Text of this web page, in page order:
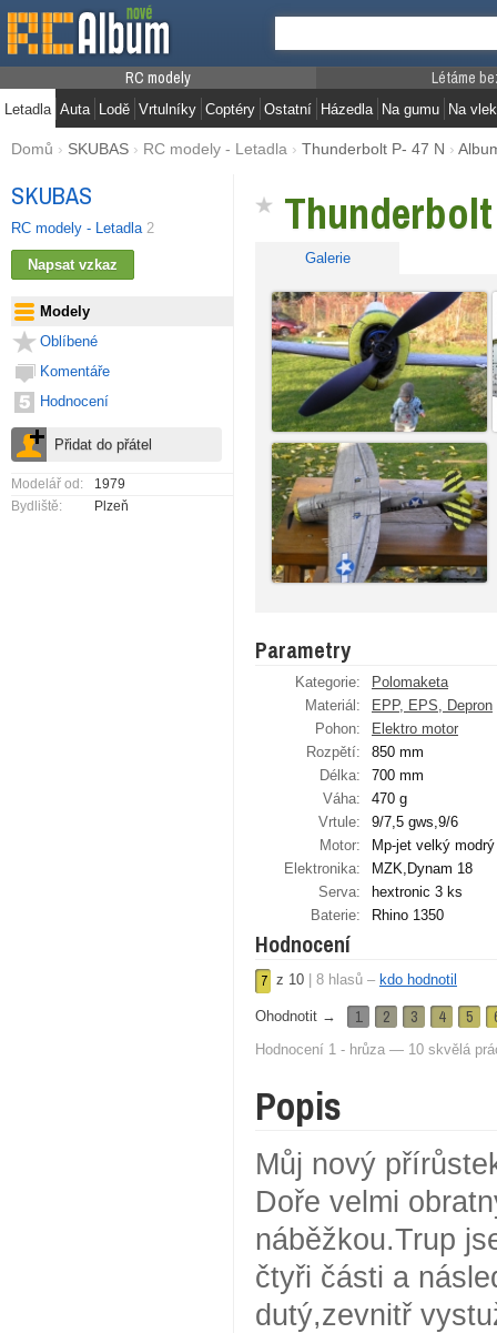
RC modely
Letadla Auta Lodě Vrtulníky Coptéry Ostatní
Létáme
Házedla Na gumu Na vlek
Domů › SKUBAS › RC modely - Letadla › Thunderbolt P- 47 N ›
SKUBAS
RC modely - Letadla 2
Modely
Oblíbené
Komentáře
Hodnocení
Modelář od:
1979
Bydliště:
Plzeň
Galerie
Parametry
Kategorie:
Polomaketa
Materiál:
EPP, EPS, Depron
Pohon:
Elektro motor
Rozpětí:
850 mm
Délka:
700 mm
Váha:
470 g
Vrtule:
9/7,5 gws,9/6
Motor:
Mp-jet velký modrý
Elektronika:
MZK,Dynam 18
Serva:
hextronic 3 ks
Baterie:
Rhino 1350
Hodnocení
7 z 10 8 hlasů – kdo hodnotil
Ohodnotit → 1 2 3 4 5
Hodnocení 1 - hrůza — 10 skvělá
Popis
Můj nový
Doře velmi
náběžkou.Trup
čtyři části a
dutý,zevnitř